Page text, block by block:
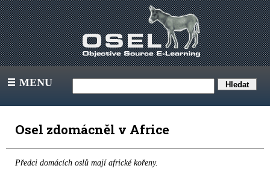
III MENU
Osel zdomácněl v Africe
Předci domácích oslů mají africké kořeny.